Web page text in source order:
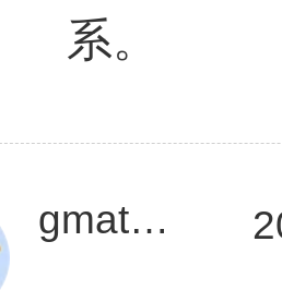
系。
gmat求放过啊啊啊